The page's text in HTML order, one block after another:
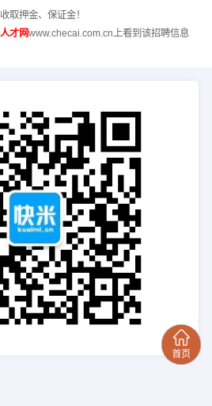
取押金、保证金！
才网www.checai.com.cn上看到该招聘信息